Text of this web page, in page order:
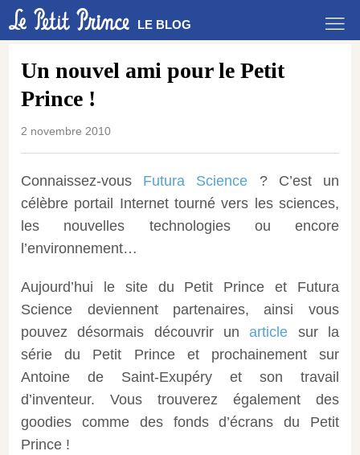
LE BLOG
Un nouvel ami pour le Petit
Prince !
2 novembre 2010
Connaissez-vous Futura Science ? C’est un
célèbre portail Internet tourné vers les sciences,
les nouvelles technologies ou encore
l’environnement…
Aujourd’hui le site du Petit Prince et Futura
Science deviennent partenaires, ainsi vous
pouvez désormais découvrir unarticle sur la
série du Petit Prince et prochainement sur
Antoine de Saint-Exupéry et son travail
d’inventeur. Vous trouverez également des
goodies comme des fonds d’écrans du Petit
Prince !